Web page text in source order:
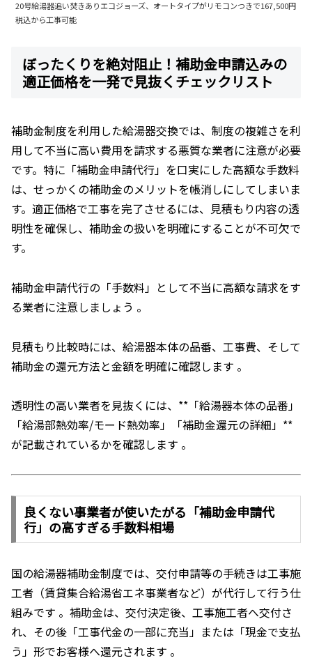
20号給湯器追い焚きありエコジョーズ、オートタイプがリモコンつきで167,500円
税込から工事可能
ぼったくりを絶対阻止！補助金申請込みの
適正価格を一発で見抜くチェックリスト
補助金制度を利用した給湯器交換では、制度の複雑さを利
用して不当に高い費用を請求する悪質な業者に注意が必要
です。特に「補助金申請代行」を口実にした高額な手数料
は、せっかくの補助金のメリットを帳消しにしてしまいま
す。適正価格で工事を完了させるには、見積もり内容の透
明性を確保し、補助金の扱いを明確にすることが不可欠で
す。
補助金申請代行の「手数料」として不当に高額な請求をす
る業者に注意しましょう 。
見積もり比較時には、給湯器本体の品番、工事費、そして
補助金の還元方法と金額を明確に確認します 。
透明性の高い業者を見抜くには、**「給湯器本体の品番」
「給湯部熱効率/モード熱効率」「補助金還元の詳細」**
が記載されているかを確認します 。
良くない事業者が使いたがる「補助金申請代
行」の高すぎる手数料相場
国の給湯器補助金制度では、交付申請等の手続きは工事施
工者（賃貸集合給湯省エネ事業者など）が代行して行う仕
組みです 。補助金は、交付決定後、工事施工者へ交付さ
れ、その後「工事代金の一部に充当」または「現金で支払
う」形でお客様へ還元されます 。